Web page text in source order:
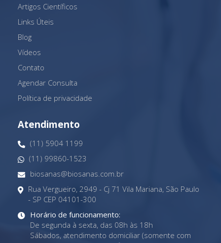
Artigos Científicos
Links Úteis
Blog
Vídeos
Contato
Agendar Consulta
Política de privacidade
Atendimento
(11) 5904 1199
(11) 99860-1523
biosanas@biosanas.com.br
Rua Vergueiro, 2949 - Cj 71 Vila Mariana, São Paulo
- SP CEP 04101-300
Horário de funcionamento:
De segunda à sexta, das 08h às 18h
Sábados, atendimento domiciliar (somente com